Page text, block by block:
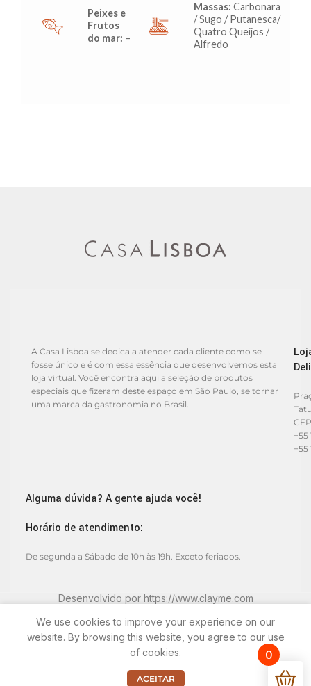
Peixes e
Frutos
do mar: –
Massas: Carbonara
/ Sugo / Putanesca/
Quatro Queijos /
Alfredo
A Casa Lisboa se dedica a atender cada cliente como se
fosse único e é com essa essência que desenvolvemos esta
loja virtual. Você encontra aqui a seleção de produtos
especiais que fizeram deste espaço em São Paulo, se tornar
uma marca da gastronomia no Brasil.
+55
+55
Alguma dúvida? A gente ajuda você!
Horário de atendimento:
De segunda a Sábado de 10h às 19h. Exceto feriados.
Desenvolvido por https://www.clayme.com
We use cookies to improve your experience on our
website. By browsing this website, you agree to our use
of cookies.
ACEITAR
0